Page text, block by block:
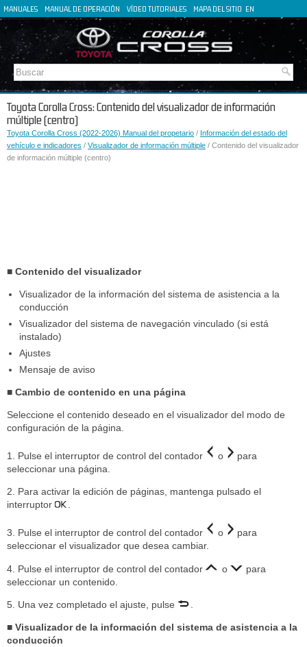
MANUALES MANUAL DE OPERACIÓN VÍDEO TUTORIALES MAPA DEL SITIO EN
FR
IT
Toyota Corolla Cross: Contenido del visualizador de información
múltiple (centro)
Toyota Corolla Cross (2022-2026) Manual del propetario / Información del estado del
vehículo e indicadores / Visualizador de información múltiple / Contenido del visualizador
de información múltiple (centro)
■ Contenido del visualizador
Visualizador de la información del sistema de asistencia a la
conducción
Visualizador del sistema de navegación vinculado (si está
instalado)
Ajustes
Mensaje de aviso
■ Cambio de contenido en una página
Seleccione el contenido deseado en el visualizador del modo de
configuración de la página.
1. Pulse el interruptor de control del contador o
para
seleccionar una página.
2. Para activar la edición de páginas, mantenga pulsado el
interruptor
3. Pulse el interruptor de control del contador o
para
seleccionar el visualizador que desea cambiar.
4. Pulse el interruptor de control del contador o
para
seleccionar un contenido.
5. Una vez completado el ajuste, pulse
■ Visualizador de la información del sistema de asistencia a la
conducción